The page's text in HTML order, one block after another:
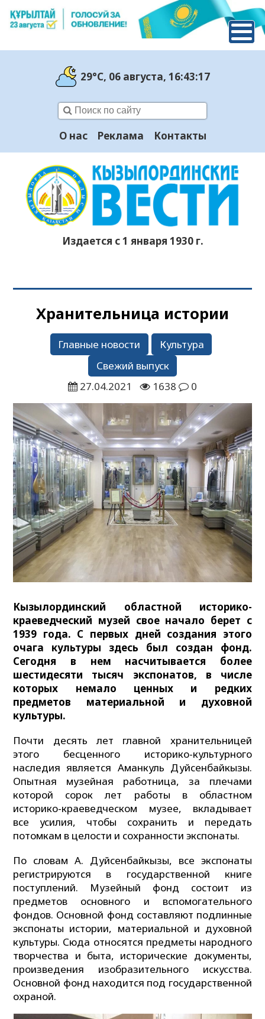
29°C, 06 августа, 16:43:18
О нас Реклама Контакты
Издается с 1 января 1930 г.
Хранительница истории
Главные новости
Культура
Свежий выпуск
27.04.2021
1638 0
Кызылординский областной историко-
краеведческий музей свое начало берет с
1939 года. С первых дней создания этого
очага культуры здесь был создан фонд.
Сегодня в нем насчитывается более
шестидесяти тысяч экспонатов, в числе
которых немало ценных и редких
предметов материальной и духовной
культуры.
Почти десять лет главной хранительницей
этого бесценного историко-культурного
наследия является Аманкуль Дуйсенбайкызы.
Опытная музейная работница, за плечами
которой сорок лет работы в областном
историко-краеведческом музее, вкладывает
все усилия, чтобы сохранить и передать
потомкам в целости и сохранности экспонаты.
По словам А. Дуйсенбайкызы, все экспонаты
регистрируются в государственной книге
поступлений. Музейный фонд состоит из
предметов основного и вспомогательного
фондов. Основной фонд составляют подлинные
экспонаты истории, материальной и духовной
культуры. Сюда относятся предметы народного
творчества и быта, исторические документы,
произведения изобразительного искусства.
Основной фонд находится под государственной
охраной.